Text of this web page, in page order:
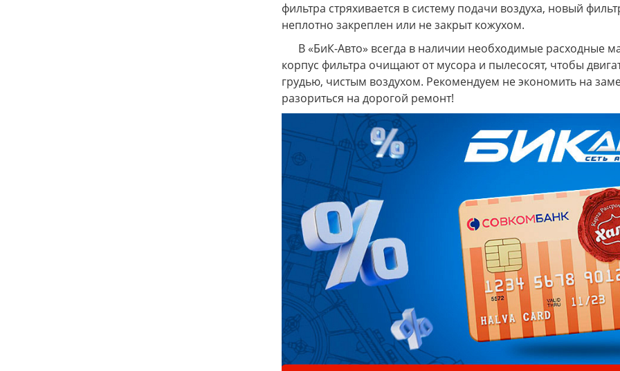
фильтра стряхивается в систему подачи воздуха, новый
неплотно закреплен или не закрыт кожухом.
В «БиК-Авто» всегда в наличии необходимые расходные
корпус фильтра очищают от мусора и пылесосят, чтобы
грудью, чистым воздухом. Рекомендуем не экономить на
разориться на дорогой ремонт!